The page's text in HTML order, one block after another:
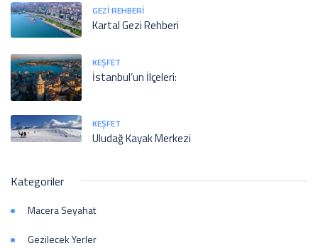
GEZI REHBERI
Kartal Gezi Rehberi
KEŞFET
İstanbul’un İlçeleri:
KEŞFET
Uludağ Kayak Merkezi
Kategoriler
Macera Seyahat
Gezilecek Yerler